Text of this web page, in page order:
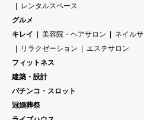
レンタルスペース
グルメ
キレイ
美容院・ヘアサロン
ネイル
リラクゼーション
エステサロン
フィットネス
建築・設計
パチンコ・スロット
冠婚葬祭